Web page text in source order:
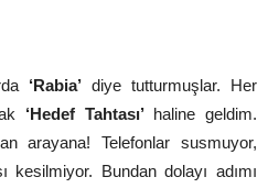
‘Rabia’ diye tutturmuşlar. Her
‘Hedef Tahtası’haline geldim.
arayana! Telefonlar susmuyor,
kesilmiyor. Bundan dolayı adımı